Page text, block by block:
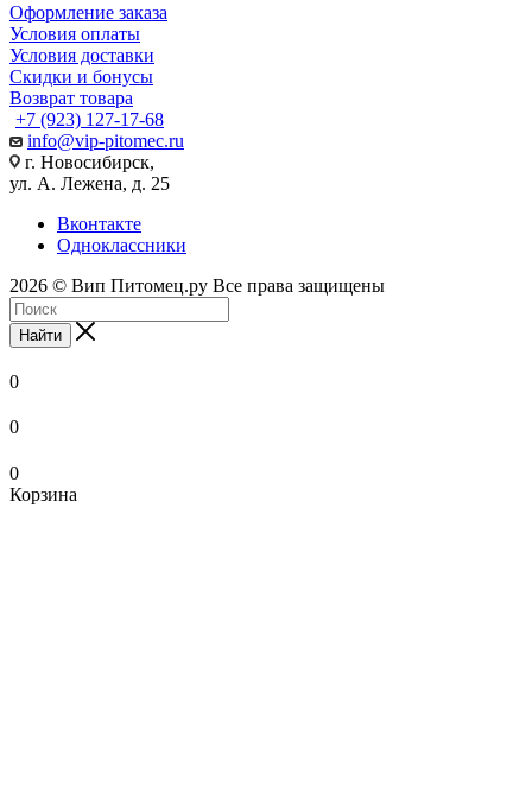
Оформление заказа
Условия оплаты
Условия доставки
Скидки и бонусы
Возврат товара
+7 (923) 127-17-68
info@vip-pitomec.ru
г. Новосибирск,
ул. А. Лежена, д. 25
Вконтакте
Одноклассники
2026 © Вип Питомец.ру Все права защищены
Найти
0
0
0
Корзина